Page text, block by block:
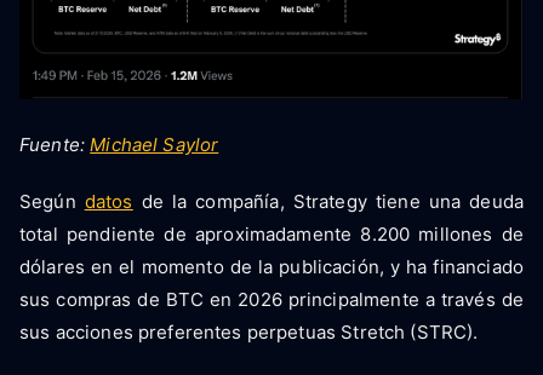
Fuente:Michael Saylor
Según datos de la compañía, Strategy tiene una deuda
total pendiente de aproximadamente 8.200 millones de
dólares en el momento de la publicación, y ha financiado
sus compras de BTC en 2026 principalmente a través de
sus acciones preferentes perpetuas Stretch (STRC).